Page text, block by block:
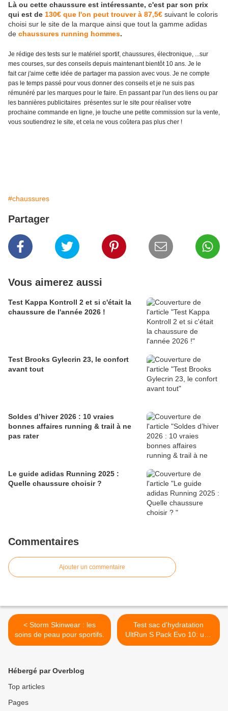
Là ou cette chaussure est intéressante, c'est par son prix
qui est de 130€ que l'on peut trouver à 87,5€ suivant le coloris
choisi sur le site de la marque ainsi que tout la gamme adidas
de chaussures running hommes.
Je rédige des tests sur le matériel sportif, chaussures, électronique, ...sur
mes courses, sur des conseils depuis maintenant bientôt 10 ans. Je le
fait car j'aime cette idée de partager ma passion avec vous. Je ne compte
pas le temps passé pour vous donner des conseils et je ne suis pas
rémunéré par les marques pour le faire. En passant par l'un des liens ou par
les bannières publicitaires présentes sur le site pour réaliser votre
prochaine commande en ligne, je touche une petite commission sur la vente,
vous soutiendrez le site, et cela ne vous coûtera pas plus cher !
#chaussures
Partager
Vous aimerez aussi
Test Kappa Kontroll 2 et si c'était la
chaussure de l'année 2026 !
Test Brooks Gylecrin 23, le confort
avant tout
Soldes d’hiver 2026 : 10 vraies
bonnes affaires running & trail à ne
pas rater
Le guide adidas Running 2025 :
Quelle chaussure choisir ?
Commentaires
Ajouter un commentaire
< Storm Skinwear : les
soins de peau pour sportifs.
Test sac d'hydratation
UltRun S Pack Evo 10: une
très belle évolution >
Hébergé par Overblog
Top articles
Pages